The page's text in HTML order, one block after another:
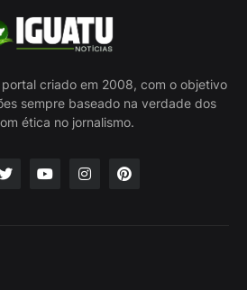
criado em 2008, com o objetivo
sempre baseado na verdade dos
ética no jornalismo.